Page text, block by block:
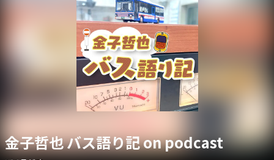
金子哲也 バス語り記 on podcast